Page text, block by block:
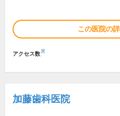
この医院の
アクセス数※
加藤歯科医院